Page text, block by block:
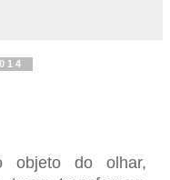
objeto do olhar,